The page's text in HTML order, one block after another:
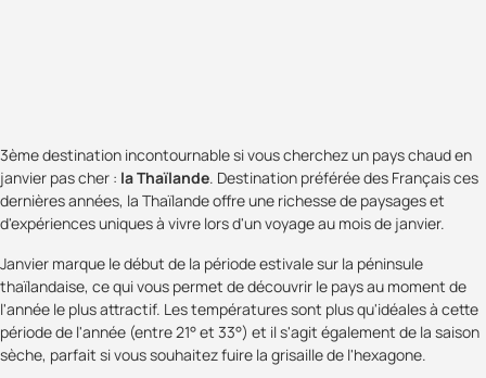
3ème destination incontournable si vous cherchez un pays chaud en
janvier pas cher : la Thaïlande. Destination préférée des Français ces
dernières années, la Thaïlande offre une richesse de paysages et
d'expériences uniques à vivre lors d'un voyage au mois de janvier.
Janvier marque le début de la période estivale sur la péninsule
thaïlandaise, ce qui vous permet de découvrir le pays au moment de
l'année le plus attractif. Les températures sont plus qu'idéales à cette
période de l'année (entre 21° et 33°) et il s'agit également de la saison
sèche, parfait si vous souhaitez fuire la grisaille de l'hexagone.